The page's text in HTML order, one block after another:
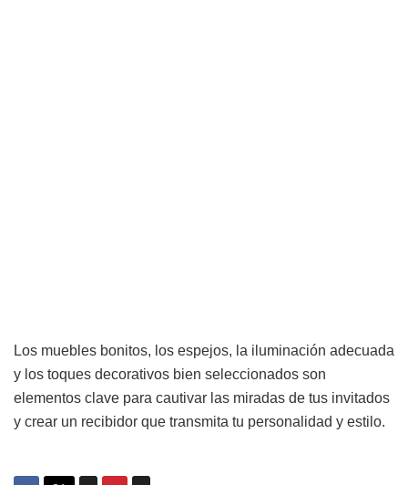
Los muebles bonitos, los espejos, la iluminación adecuada
y los toques decorativos bien seleccionados son
elementos clave para cautivar las miradas de tus invitados
y crear un recibidor que transmita tu personalidad y estilo.